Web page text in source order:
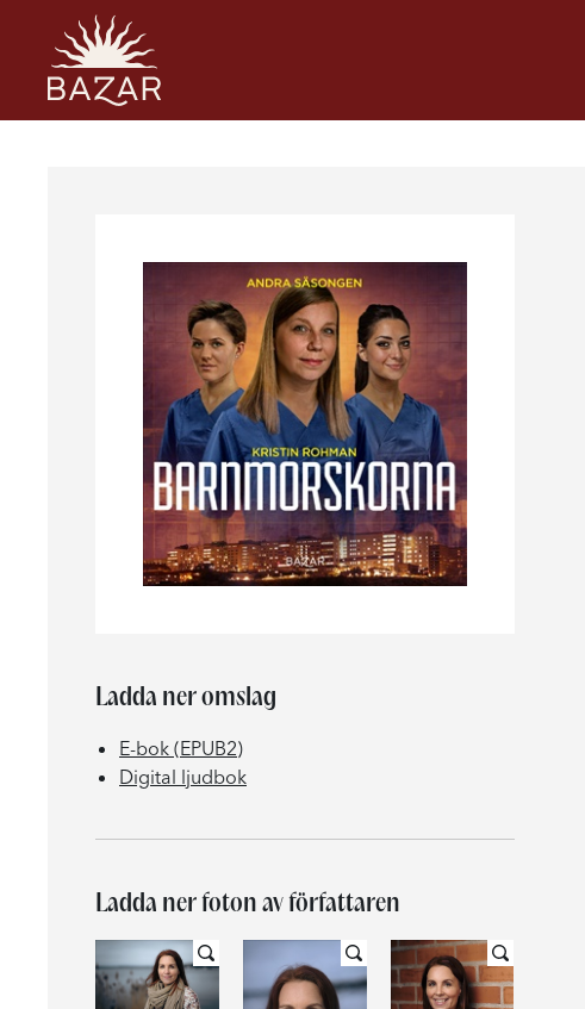
Ladda ner omslag
E-bok (EPUB2)
Digital ljudbok
Ladda ner foton av författaren